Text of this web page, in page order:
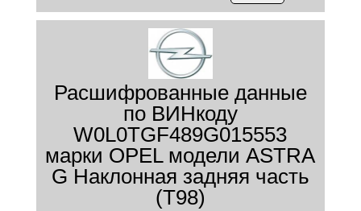
Расшифрованные данные
по ВИНкоду
W0L0TGF489G015553
марки OPEL модели ASTRA
G Наклонная задняя часть
(T98)